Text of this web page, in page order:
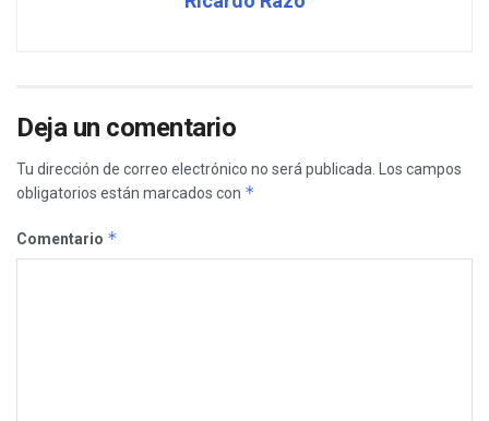
Deja un comentario
Tu dirección de correo electrónico no será publicada.
Los campos
obligatorios están marcados con *
Comentario *